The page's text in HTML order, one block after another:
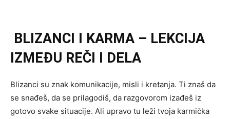
BLIZANCI I KARMA – LEKCIJA
IZMEĐU REČI I DELA
Blizanci su znak komunikacije, misli i kretanja. Ti znaš da
se snađeš, da se prilagodiš, da razgovorom izađeš iz
gotovo svake situacije. Ali upravo tu leži tvoja karmička